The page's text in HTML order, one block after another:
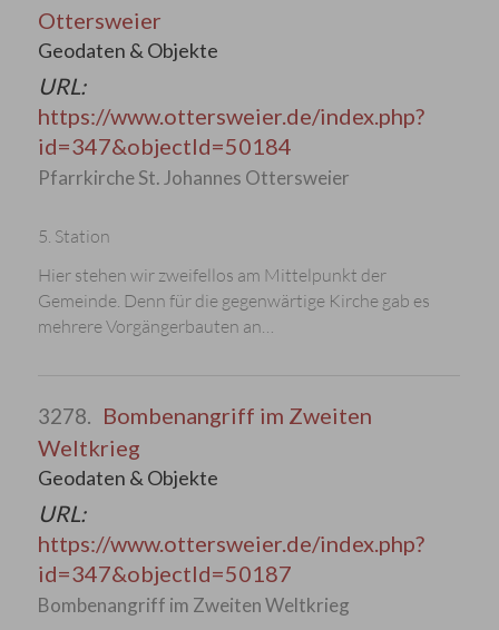
Ottersweier
Geodaten & Objekte
URL:
https://www.ottersweier.de/index.php?
id=347&objectId=50184
Pfarrkirche St. Johannes Ottersweier
5. Station
Hier stehen wir zweifellos am Mittelpunkt der
Gemeinde. Denn für die gegenwärtige Kirche gab es
mehrere Vorgängerbauten an…
3278. Bombenangriff im Zweiten
Weltkrieg
Geodaten & Objekte
URL:
https://www.ottersweier.de/index.php?
id=347&objectId=50187
Bombenangriff im Zweiten Weltkrieg